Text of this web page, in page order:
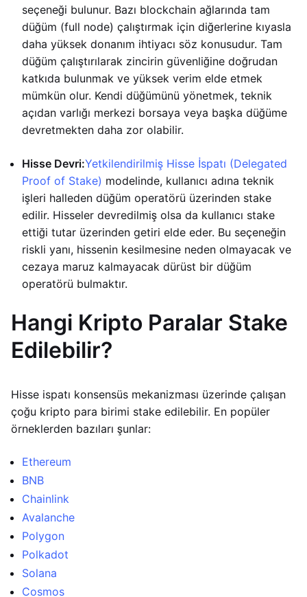
seçeneği bulunur. Bazı blockchain ağlarında tam
düğüm (full node) çalıştırmak için diğerlerine kıyasla
daha yüksek donanım ihtiyacı söz konusudur. Tam
düğüm çalıştırılarak zincirin güvenliğine doğrudan
katkıda bulunmak ve yüksek verim elde etmek
mümkün olur. Kendi düğümünü yönetmek, teknik
açıdan varlığı merkezi borsaya veya başka düğüme
devretmekten daha zor olabilir.
Hisse Devri:Yetkilendirilmiş Hisse İspatı (Delegated
Proof of Stake) modelinde, kullanıcı adına teknik
işleri halleden düğüm operatörü üzerinden stake
edilir. Hisseler devredilmiş olsa da kullanıcı stake
ettiği tutar üzerinden getiri elde eder. Bu seçeneğin
riskli yanı, hissenin kesilmesine neden olmayacak ve
cezaya maruz kalmayacak dürüst bir düğüm
operatörü bulmaktır.
Hangi Kripto Paralar Stake
Edilebilir?
Hisse ispatı konsensüs mekanizması üzerinde çalışan
çoğu kripto para birimi stake edilebilir. En popüler
örneklerden bazıları şunlar:
Ethereum
BNB
Chainlink
Avalanche
Polygon
Polkadot
Solana
Cosmos